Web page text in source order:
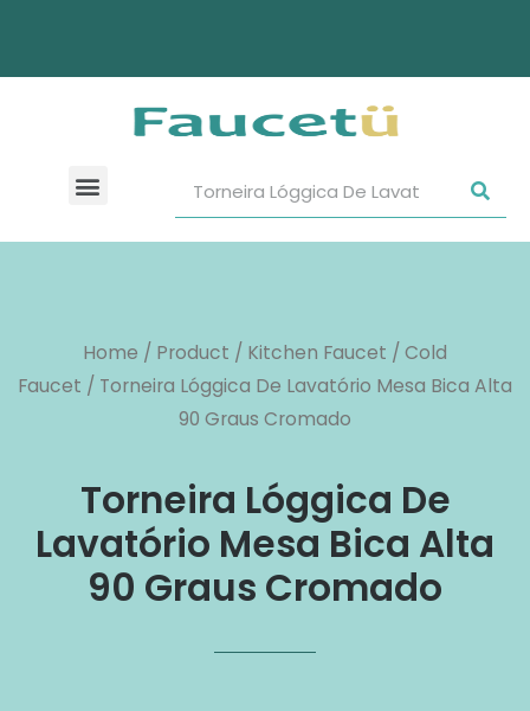
Home / Product / Kitchen Faucet / Cold
Faucet / Torneira Lóggica De Lavatório Mesa Bica Alta
90 Graus Cromado
Torneira Lóggica De
Lavatório Mesa Bica Alta
90 Graus Cromado